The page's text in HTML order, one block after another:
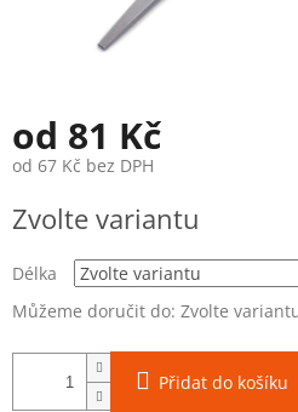
od 81 Kč
od 67 Kč bez DPH
cena:
Zvolte variantu
Délka
Můžeme doručit do: Zvolte
Přidat do košíku